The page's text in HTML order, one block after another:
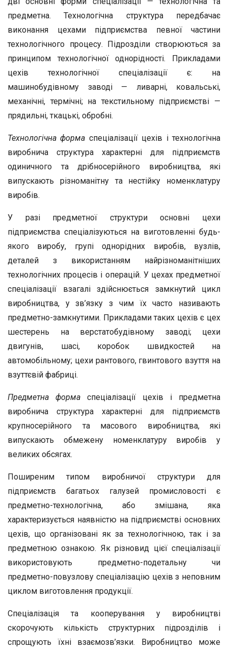
предметна. Технологічна структура передбачає
виконання цехами підприємства певної частини
технологічного процесу. Підрозділи створюються за
принципом технологічної однорідності. Прикладами
цехів технологічної спеціалізації є: на
машинобудівному заводі — ливарні, ковальські,
механічні, термічні; на текстильному підприємстві —
прядильні, ткацькі, обробні.
Технологічна форма спеціалізації цехів і технологічна
виробнича структура характерні для підприємств
одиничного та дрібносерійного виробництва, які
випускають різноманітну та нестійку номенклатуру
виробів.
У разі предметної структури основні цехи
підприємства спеціалізуються на виготовленні будь-
якого виробу, групі однорідних виробів, вузлів,
деталей з використанням найрізноманітніших
технологічних процесів і операцій. У цехах предметної
спеціалізації взагалі здійснюється замкнутий цикл
виробництва, у зв’язку з чим їх часто називають
предметно-замкнутими. Прикладами таких цехів є цех
шестерень на верстатобудівному заводі; цехи
двигунів, шасі, коробок швидкостей на
автомобільному; цехи рантового, гвинтового взуття на
взуттєвій фабриці.
Предметна форма спеціалізації цехів і предметна
виробнича структура характерні для підприємств
крупносерійного та масового виробництва, які
випускають обмежену номенклатуру виробів у
великих обсягах.
Поширеним типом виробничої структури для
підприємств багатьох галузей промисловості є
предметно-технологічна, або змішана, яка
характеризується наявністю на підприємстві основних
цехів, що організовані як за технологічною, так і за
предметною ознакою. Як різновид цієї спеціалізації
використовують предметно-подетальну чи
предметно-повузлову спеціалізацію цехів з неповним
циклом виготовлення продукції.
Спеціалізація та кооперування у виробництві
скорочують кількість структурних підрозділів і
спрощують їхні взаємозв’язки. Виробництво може